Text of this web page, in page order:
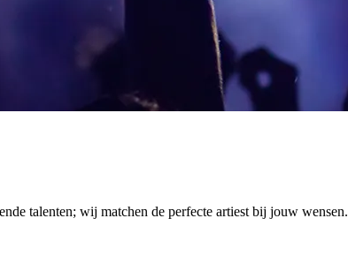
talenten; wij matchen de perfecte artiest bij jouw wensen.